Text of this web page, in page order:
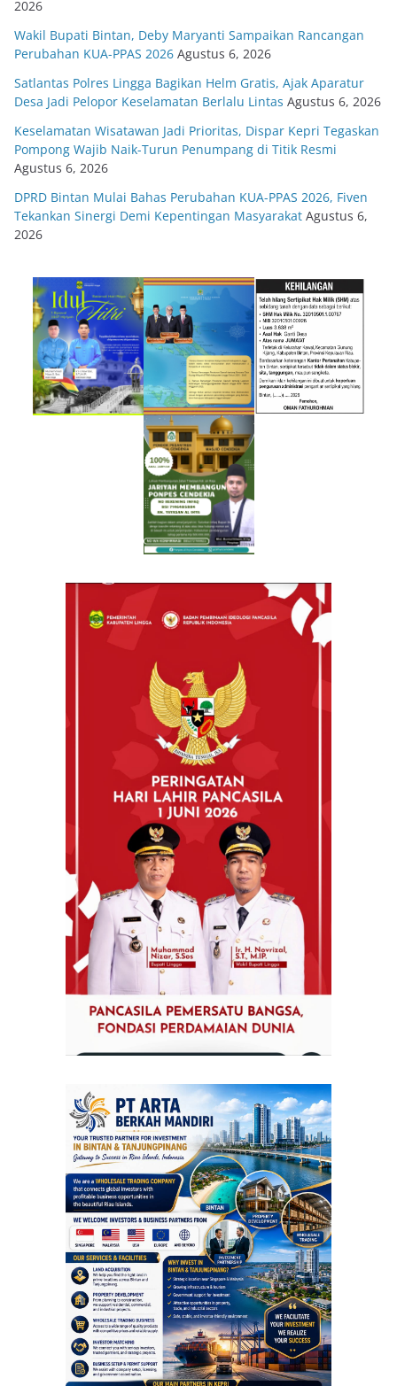
2026
Wakil Bupati Bintan, Deby Maryanti Sampaikan Rancangan
Perubahan KUA-PPAS 2026 Agustus 6, 2026
Satlantas Polres Lingga Bagikan Helm Gratis, Ajak Aparatur
Desa Jadi Pelopor Keselamatan Berlalu Lintas Agustus 6, 2026
Keselamatan Wisatawan Jadi Prioritas, Dispar Kepri Tegaskan
Pompong Wajib Naik-Turun Penumpang di Titik Resmi
Agustus 6, 2026
DPRD Bintan Mulai Bahas Perubahan KUA-PPAS 2026, Fiven
Tekankan Sinergi Demi Kepentingan Masyarakat Agustus 6,
2026